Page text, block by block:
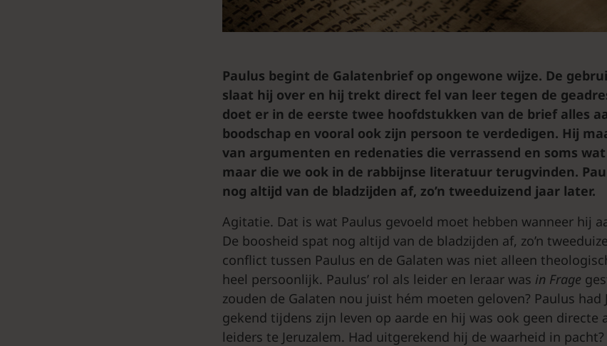
Paulus begint de Galatenbrief op ongewone wijze. De
slaat hij over en hij trekt direct fel van leer tegen de
doet er in de eerste twee hoofdstukken van de brief alles
boodschap en vooral ook zijn persoon te verdedigen. Hij
van argumenten en redenaties die verrassend en soms
maar die we ook in de rabbijnse literatuur terugvinden.
nog altijd van de bladzijden af, zo’n tweeduizend jaar later.
Agitatie. Dat is wat Paulus gevoeld moet hebben wanneer hij
De boosheid spat nog altijd van de bladzijden af, zo’n
conflict tussen Paulus en de Galaten was niet alleen
heel persoonlijk. Paulus’ rol als leider en leraar was in Frage
zouden de Galaten nou juist hém moeten geloven? Paulus had
gekend tijdens zijn leven op aarde en hij was ook geen directe
leiders te Jeruzalem. Had uitgerekend hij de waarheid in